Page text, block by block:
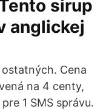
sirup
anglickej
Cena
na 4 centy,
1 SMS správu.